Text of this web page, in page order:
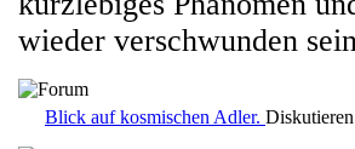
wieder verschwunden
Blick auf kosmischen Adler.